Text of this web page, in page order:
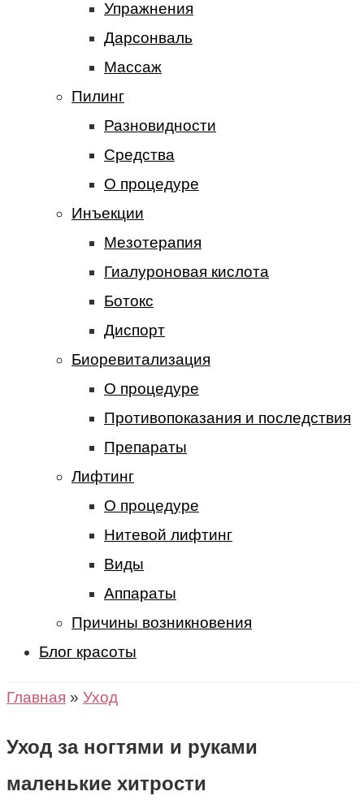
Упражнения
Дарсонваль
Массаж
Пилинг
Разновидности
Средства
О процедуре
Инъекции
Мезотерапия
Гиалуроновая кислота
Ботокс
Диспорт
Биоревитализация
О процедуре
Противопоказания и последствия
Препараты
Лифтинг
О процедуре
Нитевой лифтинг
Виды
Аппараты
Причины возникновения
Блог красоты
Главная » Уход
Уход за ногтями и руками
маленькие хитрости